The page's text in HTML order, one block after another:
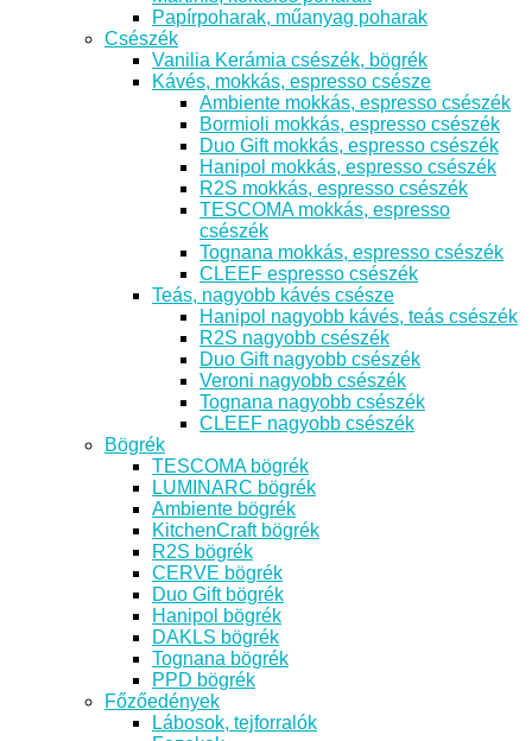
Papírpoharak, műanyag poharak
Csészék
Vanilia Kerámia csészék, bögrék
Kávés, mokkás, espresso csésze
Ambiente mokkás, espresso csészék
Bormioli mokkás, espresso csészék
Duo Gift mokkás, espresso csészék
Hanipol mokkás, espresso csészék
R2S mokkás, espresso csészék
TESCOMA mokkás, espresso
csészék
Tognana mokkás, espresso csészék
CLEEF espresso csészék
Teás, nagyobb kávés csésze
Hanipol nagyobb kávés, teás csészék
R2S nagyobb csészék
Duo Gift nagyobb csészék
Veroni nagyobb csészék
Tognana nagyobb csészék
CLEEF nagyobb csészék
Bögrék
TESCOMA bögrék
LUMINARC bögrék
Ambiente bögrék
KitchenCraft bögrék
R2S bögrék
CERVE bögrék
Duo Gift bögrék
Hanipol bögrék
DAKLS bögrék
Tognana bögrék
PPD bögrék
Főzőedények
Lábosok, tejforralók